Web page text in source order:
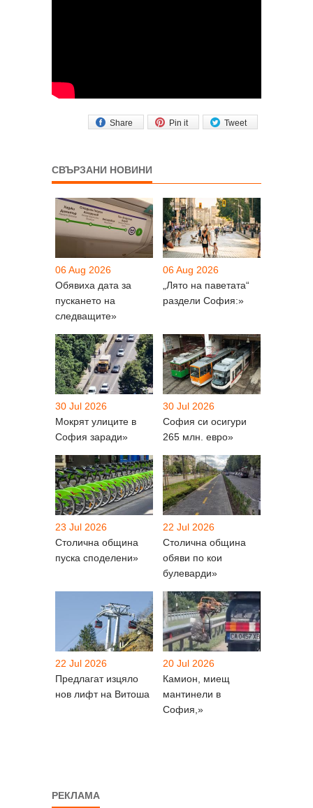
Tweet
Pin it
Share
СВЪРЗАНИ НОВИНИ
06 Aug 2026
Обявиха дата за
пускането на
следващите»
06 Aug 2026
„Лято на паветата“
раздели София:»
30 Jul 2026
Мокрят улиците в
София заради»
30 Jul 2026
София си осигури
265 млн. евро»
23 Jul 2026
Столична община
пуска споделени»
22 Jul 2026
Столична община
обяви по кои
булеварди»
22 Jul 2026
Предлагат изцяло
нов лифт на Витоша
20 Jul 2026
Камион, миещ
мантинели в
София,»
РЕКЛАМА